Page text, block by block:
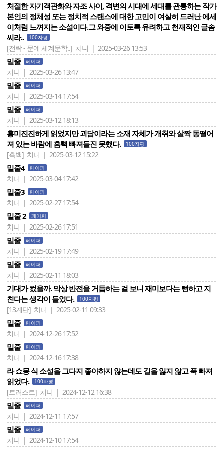
처절한 자기객관화와 자조 사이, 격변의 시대에 세대를 관통하는 작가
본인의 정체성 또는 정치적 스탠스에 대한 고민이 여실히 드러난 에세
이처럼 느껴지는 소설이다.그 와중에 이토록 유려하고 천재적인 글솜
씨라..
100자평
[전락 - 문예 세계문학..] 치니 | 2025-03-26 13:53
밑줄 페이퍼
치니 | 2025-03-26 13:47
밑줄 페이퍼
치니 | 2025-03-14 17:54
밑줄 페이퍼
치니 | 2025-03-12 18:13
흥미진진하게 읽었지만 괴담이라는 소재 자체가 개취와 살짝 동떨어
져 있는 바람에 흠뻑 빠져들진 못했다.
100자평
[흑백] 치니 | 2025-03-12 15:22
밑줄4 페이퍼
치니 | 2025-03-04 17:42
밑줄3 페이퍼
치니 | 2025-02-27 17:54
밑줄 2 페이퍼
치니 | 2025-02-26 17:51
밑줄 페이퍼
치니 | 2025-02-19 17:49
밑줄 페이퍼
치니 | 2025-02-11 18:03
기대가 컸을까. 막상 반전을 거듭하는 걸 보니 재미보다는 뻔하고 지
친다는 생각이 들었다.
100자평
[13계단] 치니 | 2025-02-11 09:33
밑줄 페이퍼
치니 | 2024-12-26 17:52
밑줄 페이퍼
치니 | 2024-12-16 17:38
라 쇼몽 식 소설을 그다지 좋아하지 않는데도 길을 잃지 않고 푹 빠져
읽었다.
100자평
[트러스트] 치니 | 2024-12-12 16:38
밑줄 페이퍼
치니 | 2024-12-11 17:57
밑줄 페이퍼
치니 | 2024-12-10 17:54